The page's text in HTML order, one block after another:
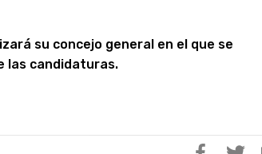
su concejo general en el que se
las candidaturas.